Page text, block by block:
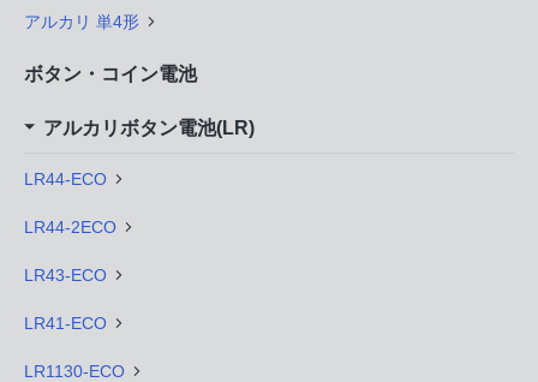
アルカリ 単4形
ボタン・コイン電池
アルカリボタン電池(LR)
LR44-ECO
LR44-2ECO
LR43-ECO
LR41-ECO
LR1130-ECO